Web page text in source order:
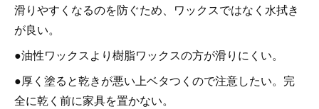
滑りやすくなるのを防ぐため、ワックスではなく水拭き
が良い。
●油性ワックスより樹脂ワックスの方が滑りにくい。
●厚く塗ると乾きが悪い上ベタつくので注意したい。完
全に乾く前に家具を置かない。